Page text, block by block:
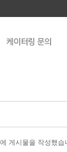
케이터링 문의
에 게시물을 작성했습